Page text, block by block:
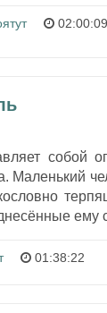
02:00:09
собой
Маленький
ему
01:38:22